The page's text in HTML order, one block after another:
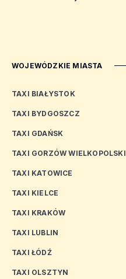
WOJEWÓDZKIE MIASTA
TAXI BIAŁYSTOK
TAXI BYDGOSZCZ
TAXI GDAŃSK
TAXI GORZÓW WIELKOPOLSKI
TAXI KATOWICE
TAXI KIELCE
TAXI KRAKÓW
TAXI LUBLIN
TAXI ŁÓDŹ
TAXI OLSZTYN